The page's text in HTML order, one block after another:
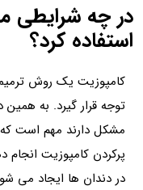
در چه شرایطی
استفاده کرد؟
کامپوزیت یک روش
توجه قرار گیرد. به
مشکل دارند مهم است که
پرکردن کامپوزیت
در دندان ها ایجاد می